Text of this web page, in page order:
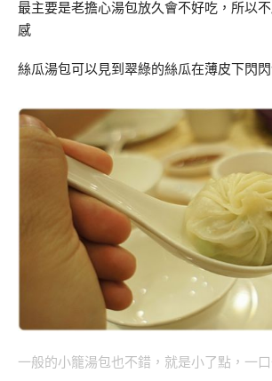
最主要是老擔心湯包放久會不好吃，所以
感
絲瓜湯包可以見到翠綠的絲瓜在薄皮下閃
一般的小籠湯包也不錯，就是小了點，一